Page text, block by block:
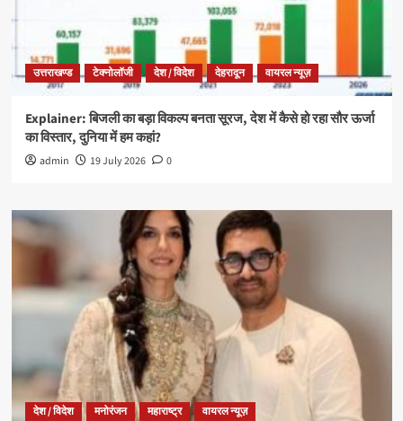
उत्तराखण्ड टेक्नोलॉजी देश / विदेश देहरादून वायरल न्यूज़
Explainer: बिजली का बड़ा विकल्प बनता सूरज, देश में कैसे हो रहा सौर ऊर्जा
का विस्तार, दुनिया में हम कहां?
admin 19 July 2026 0
देश / विदेश मनोरंजन महाराष्ट्र वायरल न्यूज़